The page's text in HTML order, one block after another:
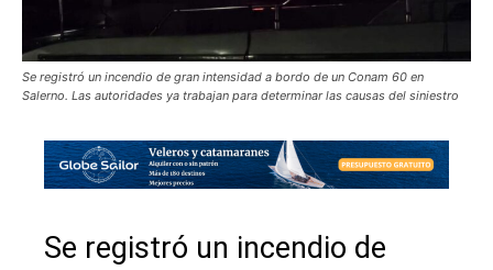
Se registró un incendio de gran intensidad a bordo de un Conam 60 en
Salerno. Las autoridades ya trabajan para determinar las causas del siniestro
Se registró un incendio de